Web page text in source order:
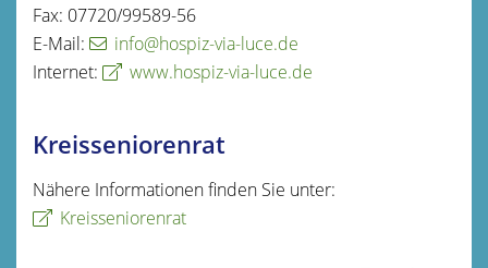
Fax: 07720/99589-56
E-Mail:
info@hospiz-via-luce.de
Internet:
www.hospiz-via-luce.de
Kreisseniorenrat
Nähere Informationen finden Sie unter:
Kreisseniorenrat